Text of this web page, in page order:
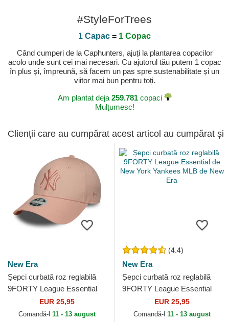
#StyleForTrees
1 Capac = 1 Copac
Când cumperi de la Caphunters, ajuți la plantarea copacilor
acolo unde sunt cei mai necesari. Cu ajutorul tău putem 1 copac
în plus și, împreună, să facem un pas spre sustenabilitate și un
viitor mai bun pentru toți.
Am plantat deja 259.781copaci
Mulțumesc!
Clienții care au cumpărat acest articol au cumpărat și
New Era
Șepci curbată roz reglabilă
9FORTY League Essential
de New York Yankees MLB
de New Era
EUR 25,95
Comandă-l 11 - 13 august
(4.4)
New Era
Șepci curbată roz reglabilă
9FORTY League Essential
de New York Yankees MLB
de New Era
EUR 25,95
Comandă-l 11 - 13 august